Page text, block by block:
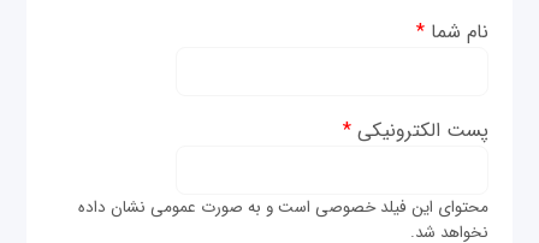
نام شما*
پست الکترونیکی*
محتوای این فیلد خصوصی است و به صورت عمومی نشان داده
نخواهد شد.